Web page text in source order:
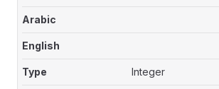
Integer